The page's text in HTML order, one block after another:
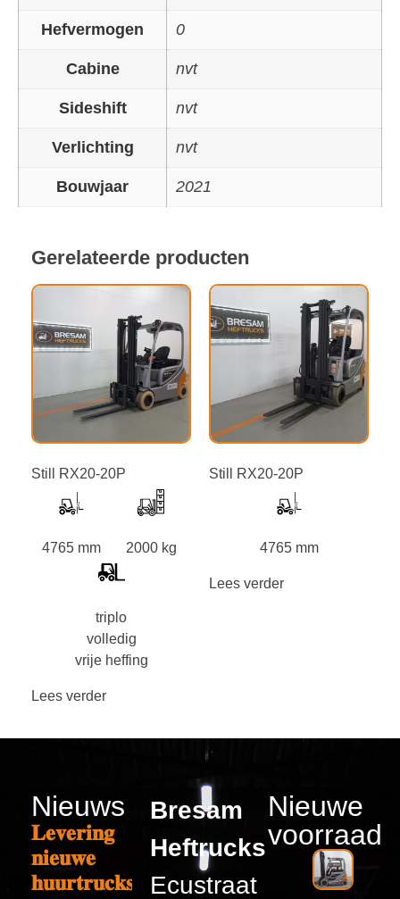
Hefvermogen 0
Cabine nvt
Sideshift nvt
Verlichting nvt
Bouwjaar 2021
Gerelateerde producten
Still RX20-20P
4765 mm 2000 kg
triplo
volledig
vrije heffing
Lees verder
Still RX20-20P
4765 mm
Lees verder
Nieuws
𝐋𝐞𝐯𝐞𝐫𝐢𝐧𝐠
𝐧𝐢𝐞𝐮𝐰𝐞
𝐡𝐮𝐮𝐫𝐭𝐫𝐮𝐜𝐤𝐬
Bresam
Heftrucks
Ecustraat
Nieuwe
voorraad